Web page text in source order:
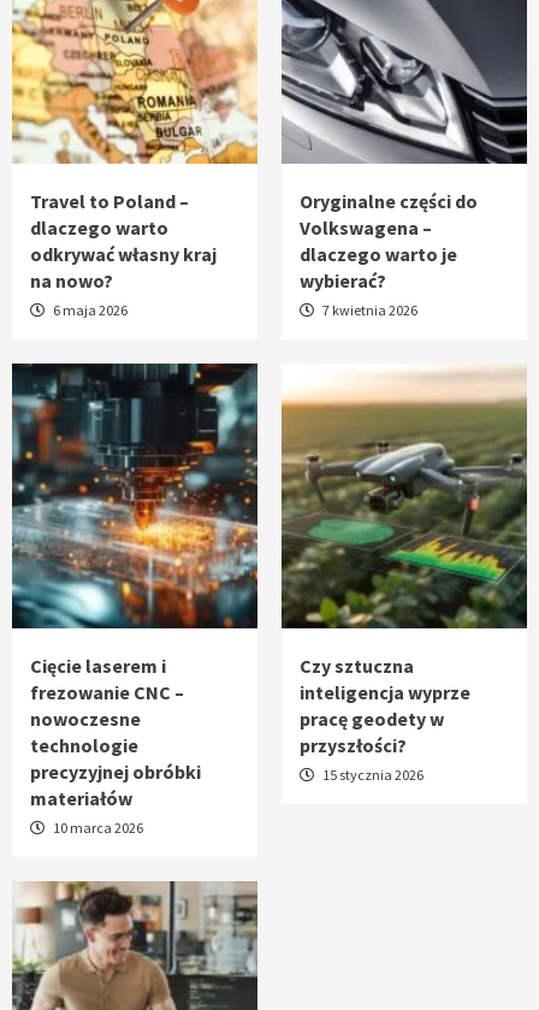
Travel to Poland –
dlaczego warto
odkrywać własny kraj
na nowo?
6 maja 2026
Oryginalne części do
Volkswagena –
dlaczego warto je
wybierać?
7 kwietnia 2026
Cięcie laserem i
frezowanie CNC –
nowoczesne
technologie
precyzyjnej obróbki
materiałów
10 marca 2026
Czy sztuczna
inteligencja wyprze
pracę geodety w
przyszłości?
15 stycznia 2026